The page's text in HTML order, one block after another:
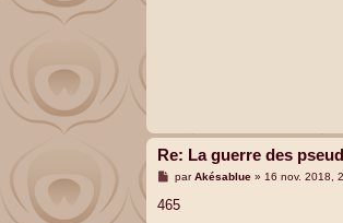
Re: La guerre des
M
s
parAkésablue » 16 nov. 2018,
465